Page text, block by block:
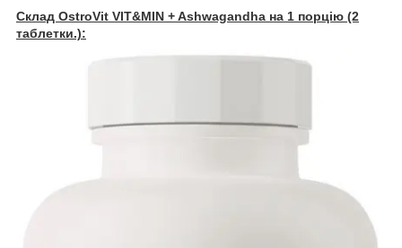
Склад OstroVit VIT&MIN + Ashwagandha на 1 порцію (2
таблетки.):